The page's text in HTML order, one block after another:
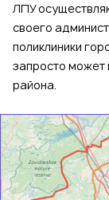
ЛПУ
своего
поликлиники
запросто может
района.